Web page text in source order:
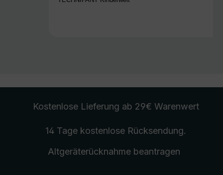
Kostenlose Lieferung ab 29€ Warenwert
14 Tage kostenlose Rücksendung.
Altgeräterücknahmebeantragen